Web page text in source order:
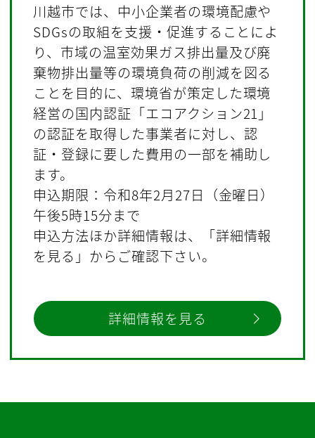
川越市では、中小企業者の環境配慮や
SDGsの取組を支援・促進することによ
り、市域の温室効果ガス排出量及び廃
棄物排出量等の環境負荷の削減を図る
ことを目的に、環境省が策定した環境
経営の国内認証「エコアクション21」
の認証を取得した事業者に対し、認
証・登録に要した費用の一部を補助し
ます。
申込期限：令和8年2月27日（金曜日）
午後5時15分まで
申込方法ほか詳細情報は、「詳細情報
を見る」からご確認下さい。
詳細情報を見る